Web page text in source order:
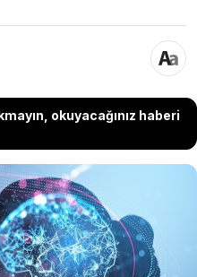
okuyacağınız haberi
her zaman beyninizin
yansıtmaz. 60 yaşında